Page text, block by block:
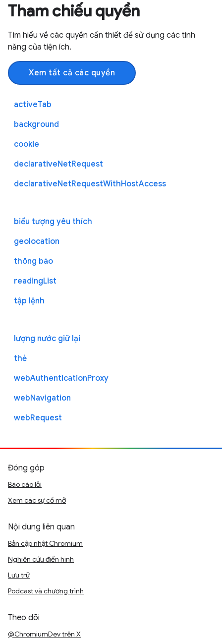
Tham chiếu quyền
Tìm hiểu về các quyền cần thiết để sử dụng các tính
năng của tiện ích.
Xem tất cả các quyền
activeTab
background
cookie
declarativeNetRequest
declarativeNetRequestWithHostAccess
biểu tượng yêu thích
geolocation
thông báo
readingList
tập lệnh
lượng nước giữ lại
thẻ
webAuthenticationProxy
webNavigation
webRequest
Đóng góp
Báo cáo lỗi
Xem các sự cố mở
Nội dung liên quan
Bản cập nhật Chromium
Nghiên cứu điển hình
Lưu trữ
Podcast và chương trình
Theo dõi
@ChromiumDev trên X